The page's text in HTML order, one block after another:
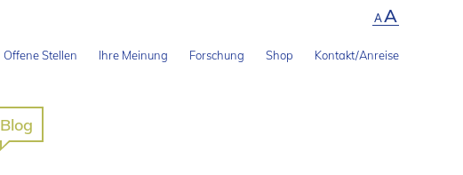
AA
Offene Stellen Ihre Meinung Forschung Shop Kontakt/Anreise
Blog